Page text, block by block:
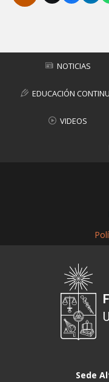
NOTICIAS
EDUCACIÓN
VIDEOS
Sede